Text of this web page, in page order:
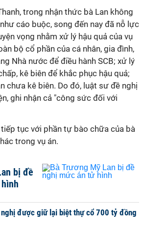
trong nhận thức bà Lan không
cáo buộc, song đến nay đã nỗ lực
vọng nhằm xử lý hậu quả của vụ
bộ cổ phần của cá nhân, gia đình,
Nhà nước để điều hành SCB; xử lý
kê biên để khắc phục hậu quả;
chưa kê biên. Do đó, luật sư đề nghị
ghi nhận cả "công sức đối với
tục với phần tự bào chữa của bà
trong vụ án.
bị đề
được giữ lại biệt thự cổ 700 tỷ đồng